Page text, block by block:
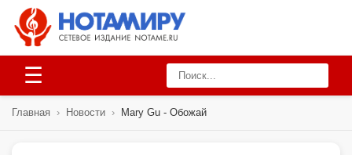
☰
Главная › Новости › Mary Gu - Обожай